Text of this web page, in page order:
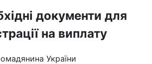
документи для
на виплату
України